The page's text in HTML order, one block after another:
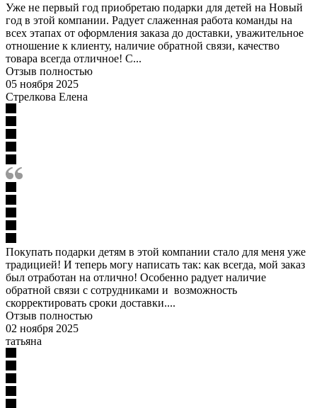
Уже не первый год приобретаю подарки для детей на Новый
год в этой компании. Радует слаженная работа команды на
всех этапах от оформления заказа до доставки, уважительное
отношение к клиенту, наличие обратной связи, качество
товара всегда отличное! С...
Отзыв полностью
05 ноября 2025
Стрелкова Елена
Покупать подарки детям в этой компании стало для меня уже
традицией! И теперь могу написать так: как всегда, мой заказ
был отработан на отлично! Особенно радует наличие
обратной связи с сотрудниками и возможность
скорректировать сроки доставки....
Отзыв полностью
02 ноября 2025
татьяна